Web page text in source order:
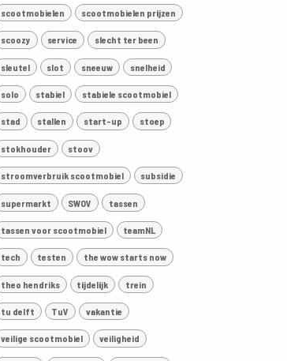
scootmobielen scootmobielen prijzen
scoozy service slecht ter been
sleutel slot sneeuw snelheid
solo stabiel stabiele scootmobiel
stad stallen start-up stoep
stokhouder stoov
stroomverbruik scootmobiel subsidie
supermarkt SWOV tassen
tassen voor scootmobiel teamNL
tech testen the wow starts now
theo hendriks tijdelijk trein
tu delft TuV vakantie
veilige scootmobiel veiligheid